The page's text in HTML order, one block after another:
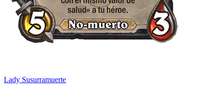
Lady Susurramuerte